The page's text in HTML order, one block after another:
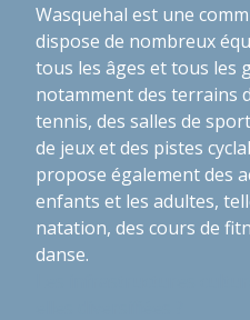
Wasquehal est une
dispose de nombreux
tous les âges et tous les
notamment des terrains
tennis, des salles de
de jeux et des pistes
propose également des
enfants et les adultes,
natation, des cours de
danse.